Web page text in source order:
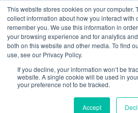
This website stores cookies on your computer.
collect information about how you interact with
remember you. We use this information in
your browsing experience and for analytics
both on this website and other media. To find
use, see our Privacy Policy.
If you decline, your information won’t be
website. A single cookie will be used in
your preference not to be tracked.
Accept